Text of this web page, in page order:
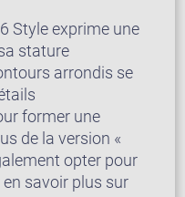
Style exprime une
stature
arrondis se
former une
de la version «
opter pour
savoir plus sur